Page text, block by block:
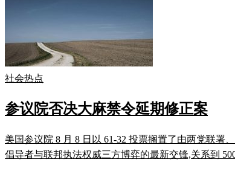
社会热点
参议院否决大麻禁令延期修正案
美国参议院 8 月 8 日以 61-32 投票搁置了由两党联署
倡导者与联邦执法权威三方博弈的最新交锋,关系到